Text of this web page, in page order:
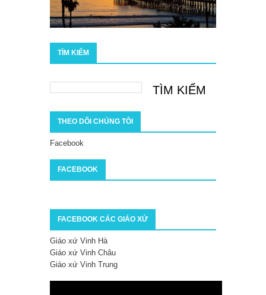
TÌM KIẾM
THEO DÕI CHÚNG TÔI
Facebook
FACEBOOK
FACEBOOK CÁC GIÁO XỨ
Giáo xứ Vinh Hà
Giáo xứ Vinh Châu
Giáo xứ Vinh Trung